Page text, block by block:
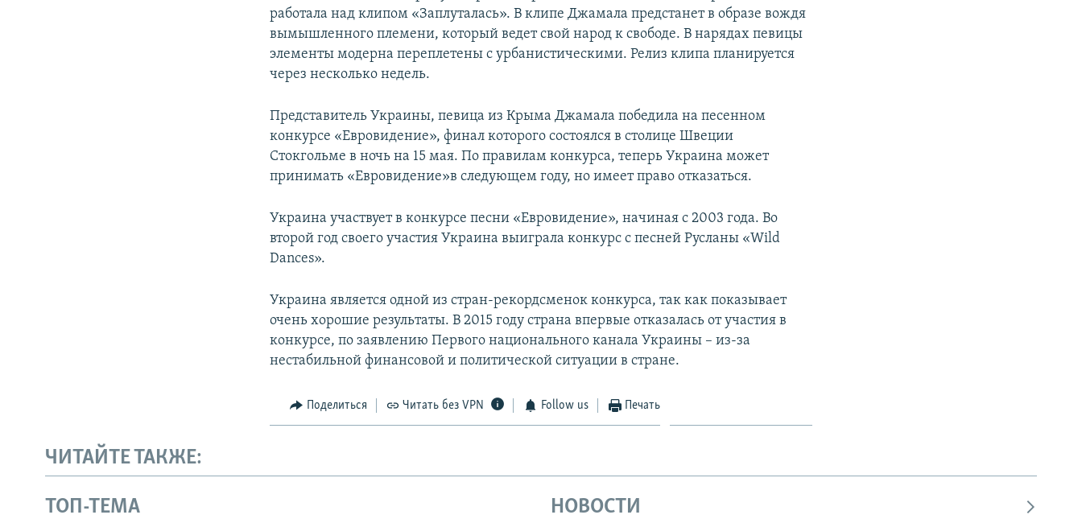
работала над клипом «Заплуталась». В клипе Джамала предстанет в образе вождя
вымышленного племени, который ведет свой народ к свободе. В нарядах певицы
элементы модерна переплетены с урбанистическими. Релиз клипа планируется
через несколько недель.
Представитель Украины, певица из Крыма Джамала победила на песенном
конкурсе «Евровидение», финал которого состоялся в столице Швеции
Стокгольме в ночь на 15 мая. По правилам конкурса, теперь Украина может
принимать «Евровидение»в следующем году, но имеет право отказаться.
Украина участвует в конкурсе песни «Евровидение», начиная с 2003 года. Во
второй год своего участия Украина выиграла конкурс с песней Русланы «Wild
Dances».
Украина является одной из стран-рекордсменок конкурса, так как показывает
очень хорошие результаты. В 2015 году страна впервые отказалась от участия в
конкурсе, по заявлению Первого национального канала Украины – из-за
нестабильной финансовой и политической ситуации в стране.
Поделиться Читать без VPN Follow us Печать
ЧИТАЙТЕ ТАКЖЕ:
ТОП-ТЕМА НОВОСТИ